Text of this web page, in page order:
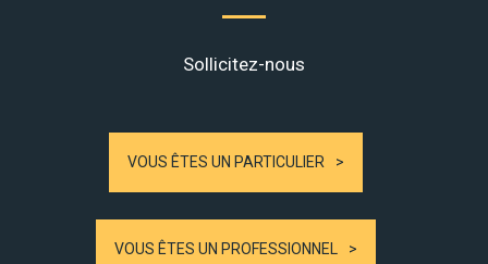
Sollicitez-nous
VOUS ÊTES UN PARTICULIER
VOUS ÊTES UN PROFESSIONNEL